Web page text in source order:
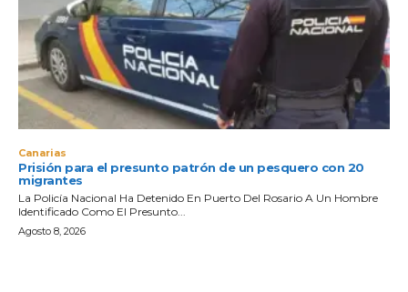
Canarias
Prisión para el presunto patrón de un pesquero con 20
migrantes
La Policía Nacional Ha Detenido En Puerto Del Rosario A Un Hombre
Identificado Como El Presunto...
Agosto 8, 2026